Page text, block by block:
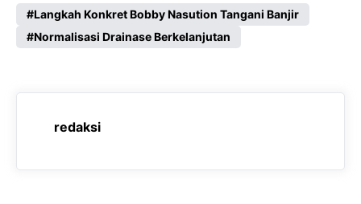
c
e
o
a
t
A
p
l
e
r
a
s
s
n
r
Langkah Konkret Bobby Nasution Tangani Banjir
Normalisasi Drainase Berkelanjutan
redaksi